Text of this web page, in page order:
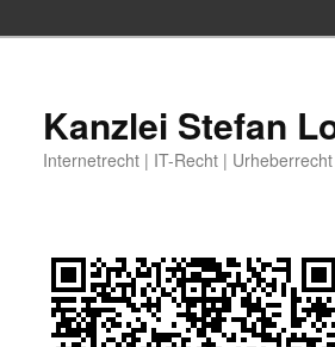
Kanzlei Stefan
Internetrecht | IT-Recht |